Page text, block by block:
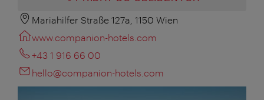
Mariahilfer Straße 127a, 1150 Wien
www.companion-hotels.com
+43 1 916 66 00
hello@companion-hotels.com